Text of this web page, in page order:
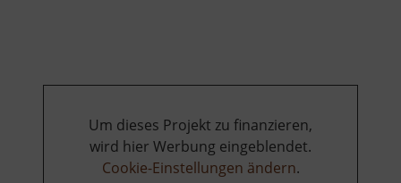
Um dieses Projekt zu finanzieren,
wird hier Werbung eingeblendet.
Cookie-Einstellungen ändern.